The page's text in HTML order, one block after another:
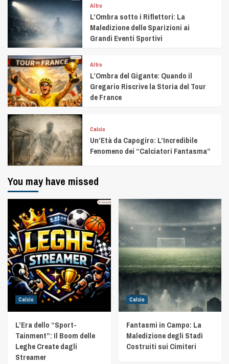
Altro
L’Ombra sotto i Riflettori: La
Maledizione delle Sparizioni ai
Grandi Eventi Sportivi
Altro
L’Ombra del Gigante: Quando il
Gregario Riscrive la Storia del Tour
de France
Calcio
Un’Età da Capogiro: L’Incredibile
Fenomeno dei “Calciatori Fantasma”
You may have missed
Calcio
L’Era dello “Sport-
Tainment”: Il Boom delle
Leghe Create dagli
Streamer
Calcio
Fantasmi in Campo: La
Maledizione degli Stadi
Costruiti sui Cimiteri